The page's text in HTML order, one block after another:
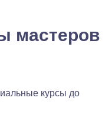
мастеров
курсы до